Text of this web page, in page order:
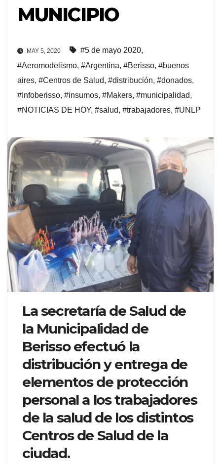
MUNICIPIO
MAY 5, 2020 #5 de mayo 2020,
#Aeromodelismo, #Argentina, #Berisso, #buenos
aires, #Centros de Salud, #distribución, #donados,
#Infoberisso, #insumos, #Makers, #municipalidad,
#NOTICIAS DE HOY, #salud, #trabajadores, #UNLP
La secretaría de Salud de
la Municipalidad de
Berisso efectuó la
distribución y entrega de
elementos de protección
personal a los trabajadores
de la salud de los distintos
Centros de Salud de la
ciudad.